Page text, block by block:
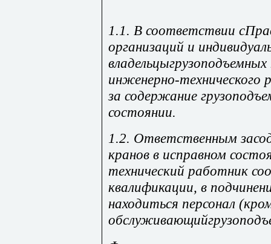
1.1. В соответствии
организаций и
инженерно-технического
за содержание
состоянии.
1.2. Ответственным
кранов в исправном
технический работник
квалификации, в
находиться персонал